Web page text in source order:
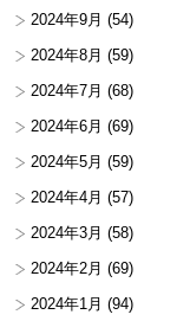
2024年9月 (54)
2024年8月 (59)
2024年7月 (68)
2024年6月 (69)
2024年5月 (59)
2024年4月 (57)
2024年3月 (58)
2024年2月 (69)
2024年1月 (94)